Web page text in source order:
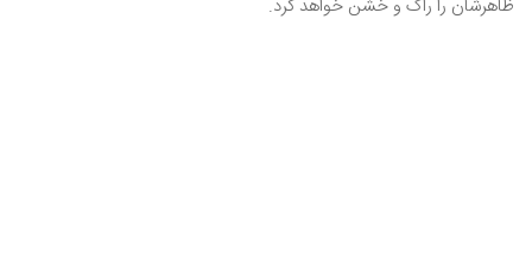
ظاهرشان را راک و خشن خواهد کرد.